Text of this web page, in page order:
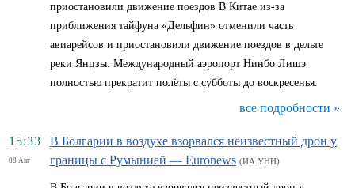
приостановили движение поездов В Китае из-за
приближения тайфуна «Дельфин» отменили часть
авиарейсов и приостановили движение поездов в дельте
реки Янцзы. Международный аэропорт Нинбо Лишэ
полностью прекратит полёты с субботы до воскресенья.
все подробности »
15:33
08 Авг
В Болгарии в воздухе взорвался неизвестный дрон у
границы с Румынией — Euronews (ИА УНН)